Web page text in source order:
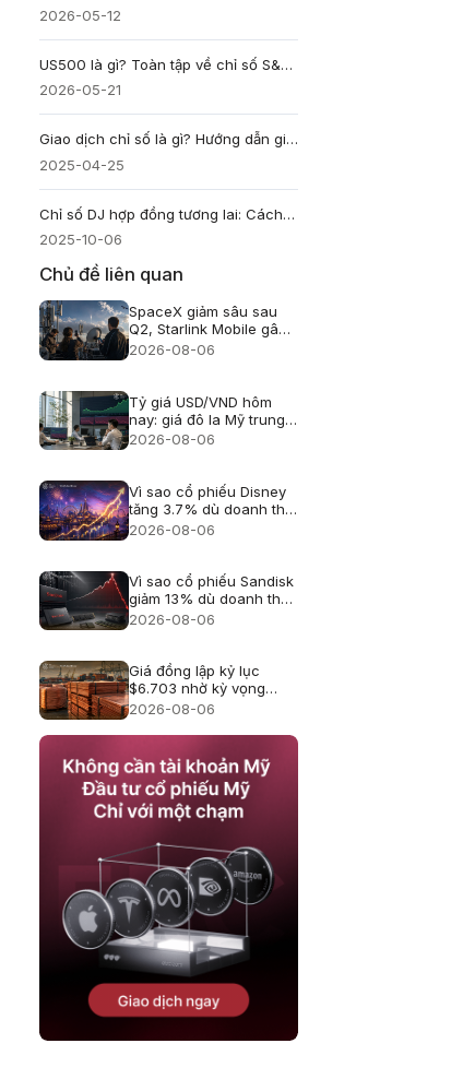
2026-05-12
US500 là gì? Toàn tập về chỉ số S&P 500 chứng khoán Mỹ
2026-05-21
Giao dịch chỉ số là gì? Hướng dẫn giao dịch và phân biệt với giao dịch cổ phiếu
2025-04-25
Chỉ số DJ hợp đồng tương lai: Cách đầu tư futures Dow Jones
2025-10-06
Chủ đề liên quan
SpaceX giảm sâu sau
Q2, Starlink Mobile gây
áp lực lên viễn thông Mỹ
2026-08-06
Tỷ giá USD/VND hôm
nay: giá đô la Mỹ trung
tâm lên 25.433, USD
2026-08-06
Vì sao cổ phiếu Disney
tăng 3.7% dù doanh thu
hụt kỳ vọng?
2026-08-06
Vì sao cổ phiếu Sandisk
giảm 13% dù doanh thu
kỷ lục?
2026-08-06
Giá đồng lập kỷ lục
$6.703 nhờ kỳ vọng
thuế quan
2026-08-06